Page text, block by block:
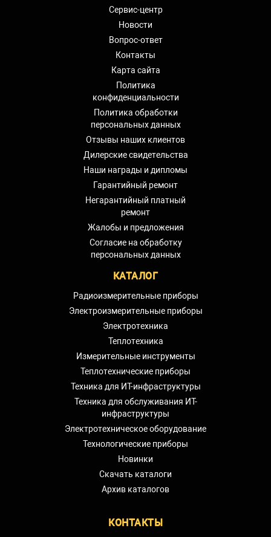
Сервис-центр
Новости
Вопрос-ответ
Контакты
Карта сайта
Политика
конфиденциальности
Политика обработки
персональных данных
Отзывы наших клиентов
Дилерские свидетельства
Наши награды и дипломы
Гарантийный ремонт
Негарантийный платный
ремонт
Жалобы и предложения
Согласие на обработку
персональных данных
КАТАЛОГ
Радиоизмерительные приборы
Электроизмерительные приборы
Электротехника
Теплотехника
Измерительные инструменты
Теплотехнические приборы
Техника для ИТ-инфраструктуры
Техника для обслуживания ИТ-
инфраструктуры
Электротехническое оборудование
Технологические приборы
Новинки
Скачать каталоги
Архив каталогов
КОНТАКТЫ